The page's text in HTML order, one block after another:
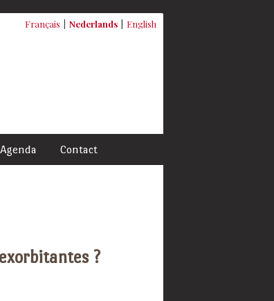
Français Nederlands English
Agenda Contact
?